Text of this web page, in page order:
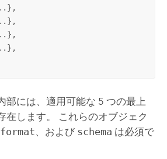
部には、適用可能な 5 つの最上
在します。 これらのオブジェク
format、および schema は必須で